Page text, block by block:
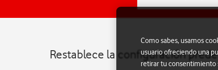
Restablece la configuración
Como sabes, usamos
usuario ofreciendo una
retirar tu consentimiento